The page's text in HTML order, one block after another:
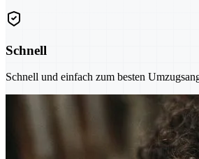
Schnell
Schnell und einfach zum besten